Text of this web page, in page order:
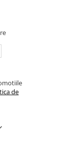
de